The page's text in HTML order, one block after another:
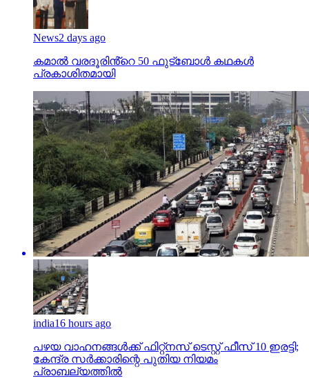
News2 days ago
കമാൽ വരദൂരിൻ്റെ 50 ഫുട്ബോൾ കഥകൾ
പ്രകാശിതമായി
india16 hours ago
പഴയ വാഹനങ്ങള്‍ക്ക് ഫിറ്റ്‌നസ് ടെസ്റ്റ് ഫീസ് 10 ഇരട്ടി;
കേന്ദ്ര സര്‍ക്കാരിന്റെ പുതിയ നിയമം
പ്രാബല്യത്തില്‍